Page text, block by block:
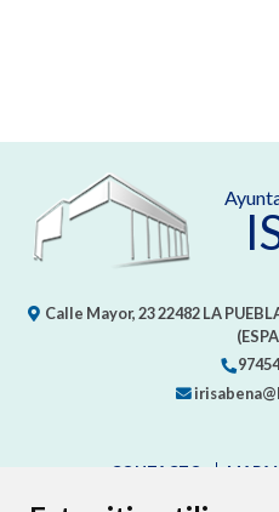
Calle Mayor, 2322482LA
CONTACTO MAPA
PROTECCIÓN DE